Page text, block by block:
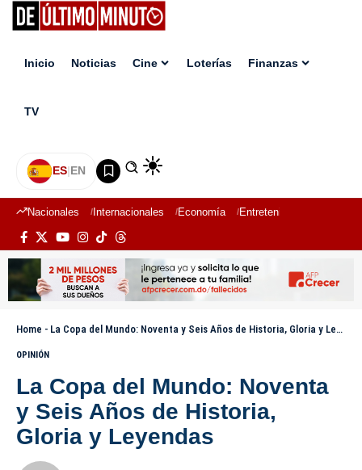
Inicio Noticias Cine Loterías Finanzas
TV
ES|EN
Nacionales Internacionales Economía Entretenimiento
Home - La Copa del Mundo: Noventa y Seis Años de Historia, Gloria y Leyendas
OPINIÓN
La Copa del Mundo: Noventa
y Seis Años de Historia,
Gloria y Leyendas